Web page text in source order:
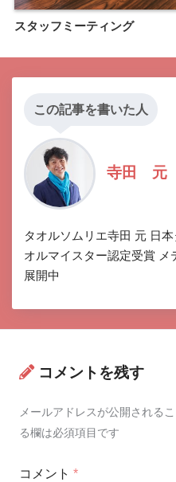
スタッフミーティング
この記事を書いた人
寺田 元
タオルソムリエ寺田 元 日
オルマイスター認定受賞
展開中
コメントを残す
メールアドレスが公開されるこ
る欄は必須項目です
コメント *